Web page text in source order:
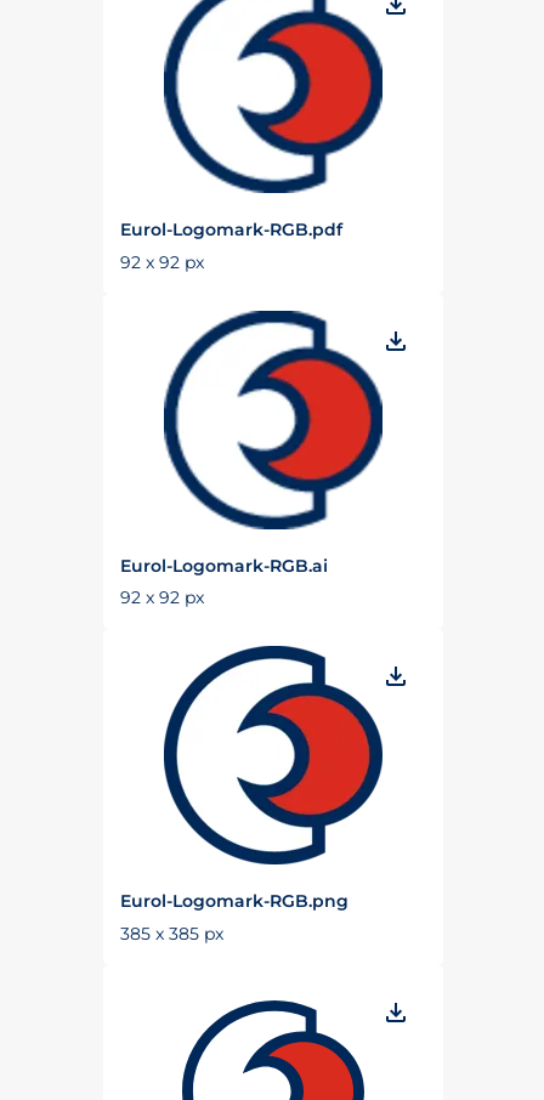
Eurol-Logomark-RGB.pdf
92 x 92 px
Eurol-Logomark-RGB.ai
92 x 92 px
Eurol-Logomark-RGB.png
385 x 385 px